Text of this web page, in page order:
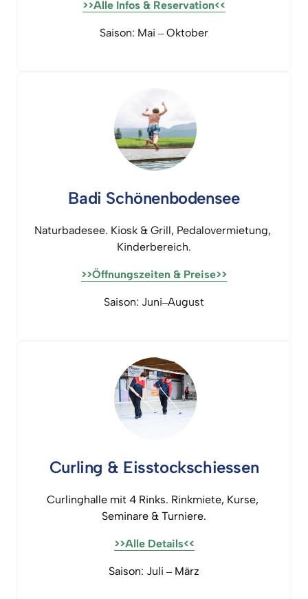
>>Alle Infos & Reservation<<
Saison: Mai ‒ Oktober
Badi Schönenbodensee
Naturbadesee. Kiosk & Grill,
Kinderbereich.
>>Öffnungszeiten & Preise>>
Saison: Juni‒August
Curling & Eisstockschiessen
Curlinghalle mit 4 Rinks. Rinkmiete,
Seminare & Turniere.
>>Alle Details<<
Saison: Juli ‒ März